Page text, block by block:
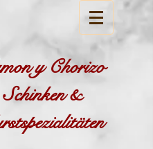
y Chorizo
Schinken &